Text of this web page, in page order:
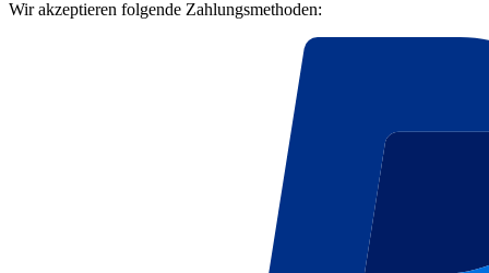
Wir akzeptieren folgende Zahlungsmethoden: